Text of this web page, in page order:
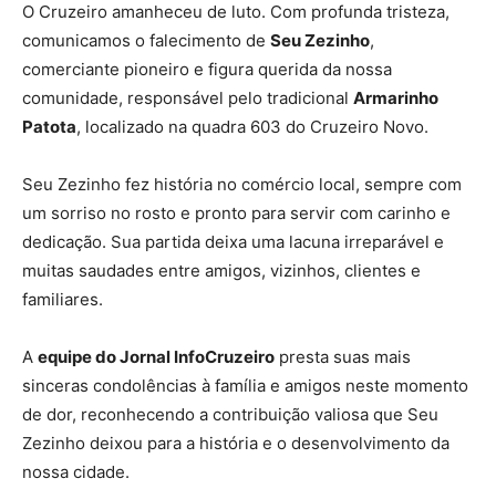
O Cruzeiro amanheceu de luto. Com profunda tristeza,
comunicamos o falecimento de Seu Zezinho,
comerciante pioneiro e figura querida da nossa
comunidade, responsável pelo tradicional Armarinho
Patota, localizado na quadra 603 do Cruzeiro Novo.
Seu Zezinho fez história no comércio local, sempre com
um sorriso no rosto e pronto para servir com carinho e
dedicação. Sua partida deixa uma lacuna irreparável e
muitas saudades entre amigos, vizinhos, clientes e
familiares.
A equipe do Jornal InfoCruzeiro presta suas mais
sinceras condolências à família e amigos neste momento
de dor, reconhecendo a contribuição valiosa que Seu
Zezinho deixou para a história e o desenvolvimento da
nossa cidade.